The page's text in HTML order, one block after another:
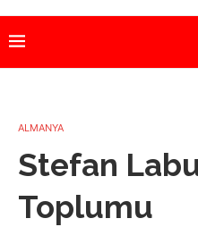
ALMANYA
Stefan
Toplumu